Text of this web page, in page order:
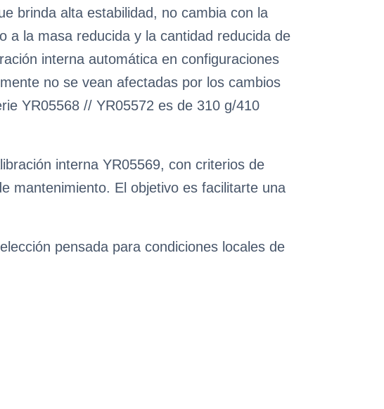
brinda alta estabilidad, no cambia con la
a la masa reducida y la cantidad reducida de
interna automática en configuraciones
no se vean afectadas por los cambios
YR05568 // YR05572 es de 310 g/410
interna YR05569, con criterios de
mantenimiento. El objetivo es facilitarte una
pensada para condiciones locales de